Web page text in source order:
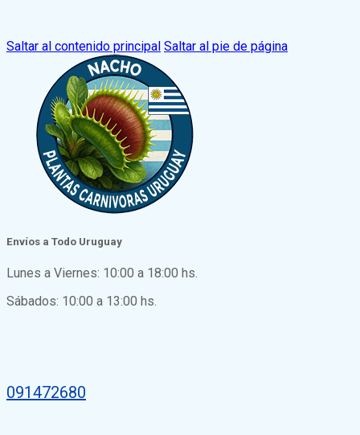
Saltar al contenido principal Saltar al pie de página
Envíos a Todo Uruguay
Lunes a Viernes: 10:00 a 18:00 hs.
Sábados: 10:00 a 13:00 hs.
091472680